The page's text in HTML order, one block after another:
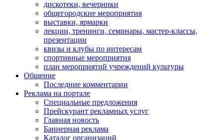
дискотеки, вечеринки
общегородские мероприятия
выставки, ярмарки
лекции, тренинги, семинары, мастер-классы,
презентации
квизы и клубы по интересам
спортивные мероприятия
план мероприятий учреждений культуры
Общение
Последние комментарии
Реклама на портале
Специальные предложения
Прейскурант рекламных услуг
Главная новость
Баннерная реклама
Каталог организаций